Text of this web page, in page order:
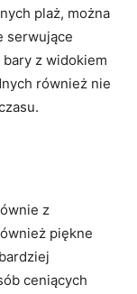
plaż, można​
serwujące
z widokiem
również nie
z
piękne
​ceniących